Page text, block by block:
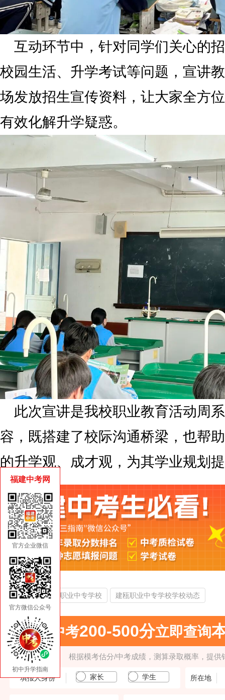
互动环节中，针对同学们关心的
校园生活、升学考试等问题，宣讲
场发放招生宣传资料，让大家全方
有效化解升学疑惑。
此次宣讲是我校职业教育活动周
容，既搭建了校际沟通桥梁，也帮
的升学观、成才观，为其学业规划
热门搜索： 建瓯职业中专学校 建瓯职业中专学校学校动态
中考200-500分立即查询
根据模考估分/中考成绩，测算录取概率，提供
填报人身份 家长 学生 所在地
福建中考网
官方企业微信
官方微信公众号
初中升学指南